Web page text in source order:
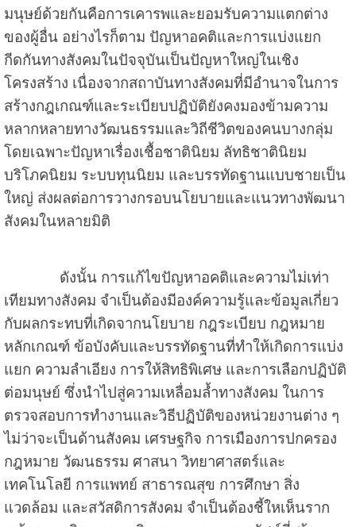
มนุษย์ด้วยกันคือการเคารพและยอมรับความแตกต่าง
ของผู้อื่น อย่างไรก็ตาม ปัญหาอคติและการแบ่งแยก
กีดกันทางสังคมในปัจจุบันเป็นปัญหาใหญ่ในเชิง
โครงสร้าง เนื่องจากสถาบันทางสังคมที่มีอำนาจในการ
สร้างกฎเกณฑ์และระเบียบปฏิบัติยังคงมองข้ามความ
หลากหลายทางวัฒนธรรมและวิถีชีวิตของคนบางกลุ่ม
โดยเฉพาะปัญหาเรื่องเชื้อชาตินิยม ลัทธิชาตินิยม
บริโภคนิยม ระบบทุนนิยม และบรรทัดฐานแบบชายเป็น
ใหญ่ ส่งผลต่อการวางกรอบนโยบายและแนวทางพัฒนา
สังคมในหลายมิติ
ดังนั้น การแก้ไขปัญหาอคติและความไม่เท่า
เทียมทางสังคม จำเป็นต้องมีองค์ความรู้และข้อมูลเกี่ยว
กับผลกระทบที่เกิดจากนโยบาย กฎระเบียบ กฎหมาย
หลักเกณฑ์ ข้อบังคับและบรรทัดฐานที่ทำให้เกิดการแบ่ง
แยก ความลำเอียง การให้สิทธิพิเศษ และการเลือกปฏิบัติ
ต่อมนุษย์ ซึ่งนำไปสู่ความเหลื่อมล้ำทางสังคม ในการ
ตรวจสอบการทำงานและวิธีปฏิบัติของหน่วยงานต่าง ๆ
ไม่ว่าจะเป็นด้านสังคม เศรษฐกิจ การเมืองการปกครอง
กฎหมาย วัฒนธรรม ศาสนา วิทยาศาสตร์และ
เทคโนโลยี การแพทย์ สาธารณสุข การศึกษา สิ่ง
แวดล้อม และสวัสดิการสังคม จำเป็นต้องชี้ใหเห็นราก